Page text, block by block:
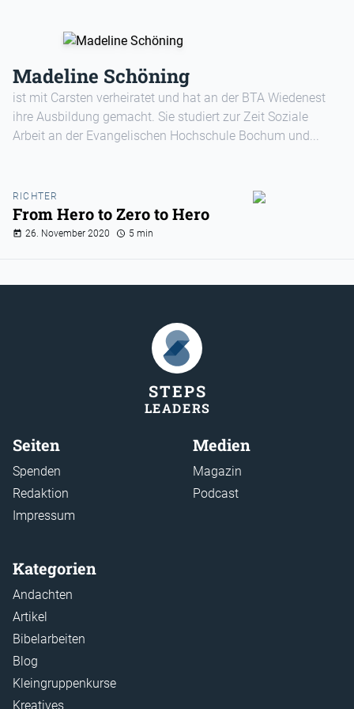
Madeline Schöning
ist mit Carsten verheiratet und hat an der BTA Wiedenest
ihre Ausbildung gemacht. Sie studiert zur Zeit Soziale
Arbeit an der Evangelischen Hochschule Bochum und...
RICHTER
From Hero to Zero to Hero
26. November 2020 5 min
STEPS
LEADERS
Seiten
Spenden
Redaktion
Impressum
Medien
Magazin
Podcast
Kategorien
Andachten
Artikel
Bibelarbeiten
Blog
Kleingruppenkurse
Kreatives